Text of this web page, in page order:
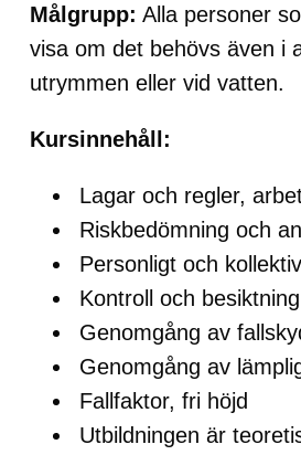
Målgrupp: Alla personer
visa om det behövs även i
utrymmen eller vid vatten.
Kursinnehåll:
Lagar och regler,
Riskbedömning och
Personligt och
Kontroll och besiktning
Genomgång av
Genomgång av
Fallfaktor, fri höjd
Utbildningen är